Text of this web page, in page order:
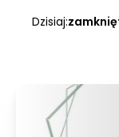
Dzisiaj: